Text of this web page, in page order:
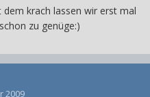
krach lassen wir erst mal
zu genüge:)
2009